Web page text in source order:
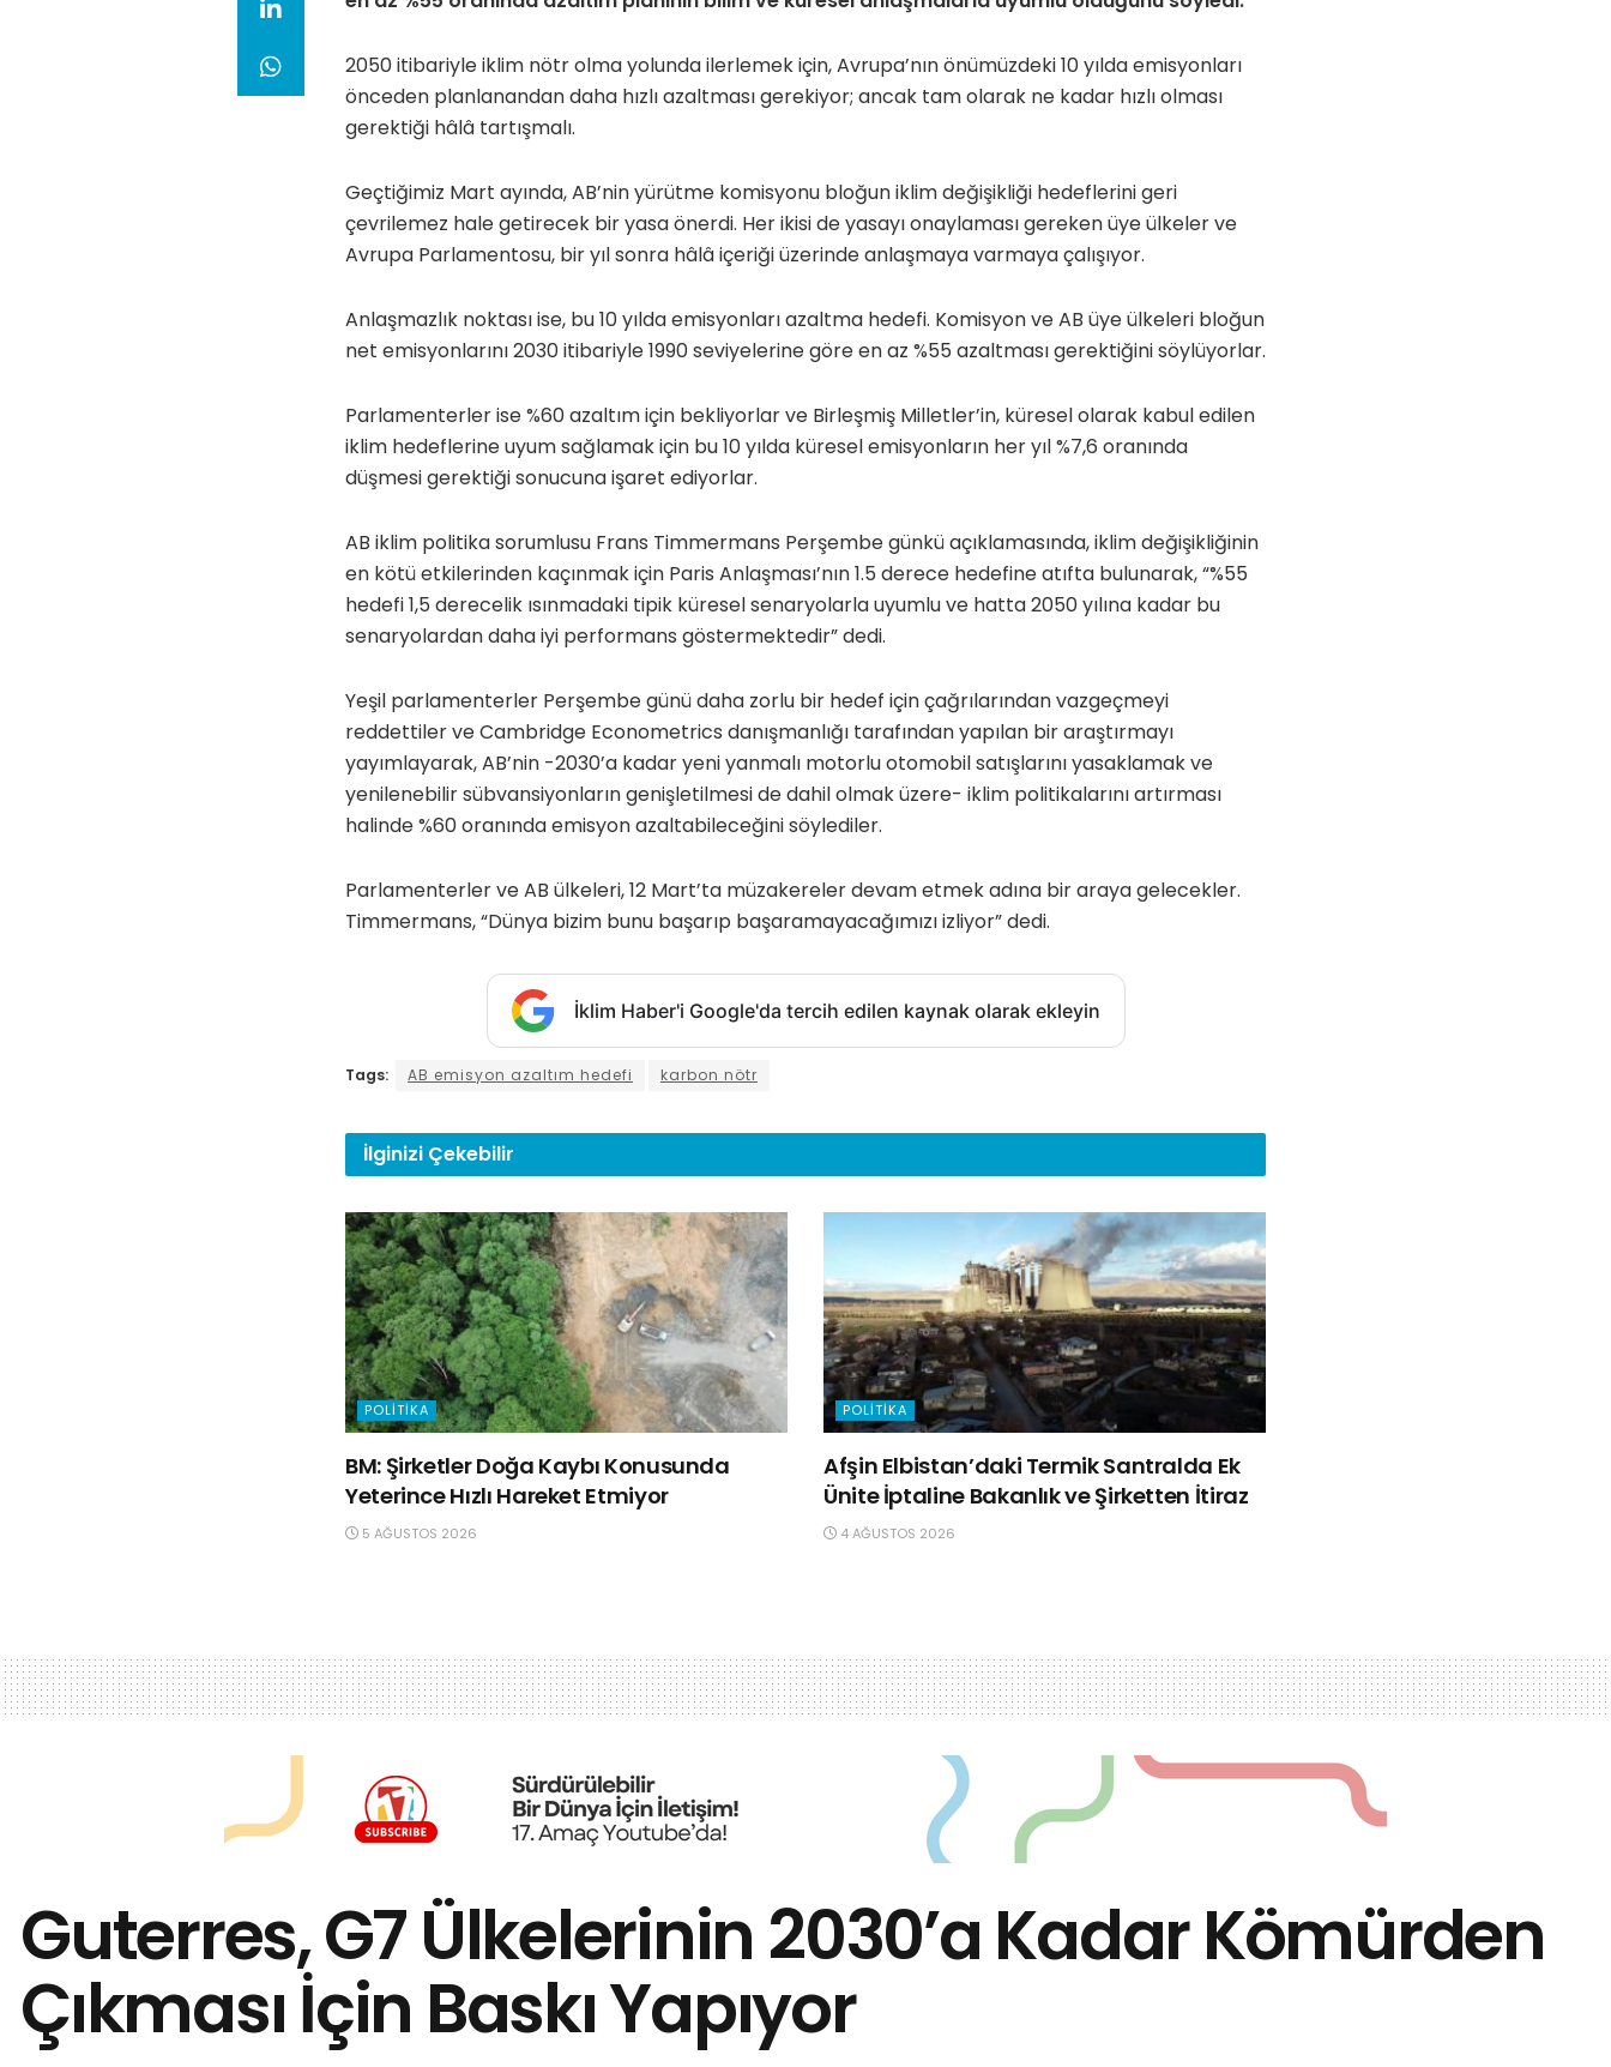
2050 itibariyle iklim nötr olma yolunda ilerlemek için, Avrupa’nın önümüzdeki 10 yılda emisyonları
önceden planlanandan daha hızlı azaltması gerekiyor; ancak tam olarak ne kadar hızlı olması
gerektiği hâlâ tartışmalı.
Geçtiğimiz Mart ayında, AB’nin yürütme komisyonu bloğun iklim değişikliği hedeflerini geri
çevrilemez hale getirecek bir yasa önerdi. Her ikisi de yasayı onaylaması gereken üye ülkeler ve
Avrupa Parlamentosu, bir yıl sonra hâlâ içeriği üzerinde anlaşmaya varmaya çalışıyor.
Anlaşmazlık noktası ise, bu 10 yılda emisyonları azaltma hedefi. Komisyon ve AB üye ülkeleri bloğun
net emisyonlarını 2030 itibariyle 1990 seviyelerine göre en az %55 azaltması gerektiğini söylüyorlar.
Parlamenterler ise %60 azaltım için bekliyorlar ve Birleşmiş Milletler’in, küresel olarak kabul edilen
iklim hedeflerine uyum sağlamak için bu 10 yılda küresel emisyonların her yıl %7,6 oranında
düşmesi gerektiği sonucuna işaret ediyorlar.
AB iklim politika sorumlusu Frans Timmermans Perşembe günkü açıklamasında, iklim değişikliğinin
en kötü etkilerinden kaçınmak için Paris Anlaşması’nın 1.5 derece hedefine atıfta bulunarak, “%55
hedefi 1,5 derecelik ısınmadaki tipik küresel senaryolarla uyumlu ve hatta 2050 yılına kadar bu
senaryolardan daha iyi performans göstermektedir” dedi.
Yeşil parlamenterler Perşembe günü daha zorlu bir hedef için çağrılarından vazgeçmeyi
reddettiler ve Cambridge Econometrics danışmanlığı tarafından yapılan bir araştırmayı
yayımlayarak, AB’nin -2030’a kadar yeni yanmalı motorlu otomobil satışlarını yasaklamak ve
yenilenebilir sübvansiyonların genişletilmesi de dahil olmak üzere- iklim politikalarını artırması
halinde %60 oranında emisyon azaltabileceğini söylediler.
Parlamenterler ve AB ülkeleri, 12 Mart’ta müzakereler devam etmek adına bir araya gelecekler.
Timmermans, “Dünya bizim bunu başarıp başaramayacağımızı izliyor” dedi.
İklim Haber'i Google'da tercih edilen kaynak olarak ekleyin
Tags: AB emisyon azaltım hedefi karbon nötr
İlginizi Çekebilir
POLITIKA
BM: Şirketler Doğa Kaybı Konusunda
Yeterince Hızlı Hareket Etmiyor
5 AĞUSTOS 2026
POLITIKA
Afşin Elbistan’daki Termik Santralda Ek
Ünite İptaline Bakanlık ve Şirketten İtiraz
4 AĞUSTOS 2026
Guterres, G7 Ülkelerinin 2030’a Kadar Kömürden
Çıkması İçin Baskı Yapıyor